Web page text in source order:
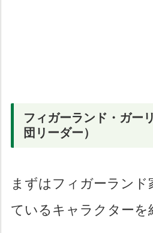
フィガーランド・ガー
団リーダー）
まずはフィガーランド
ているキャラクターを